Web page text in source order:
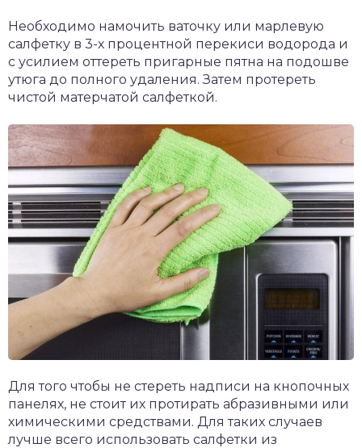
Необходимо намочить ваточку или марлевую
салфетку в 3-х процентной перекиси водорода и
с усилием оттереть пригарные пятна на подошве
утюга до полного удаления. Затем протереть
чистой матерчатой салфеткой.
Для того чтобы не стереть надписи на кнопочных
панелях, не стоит их протирать абразивными или
химическими средствами. Для таких случаев
лучше всего использовать салфетки из